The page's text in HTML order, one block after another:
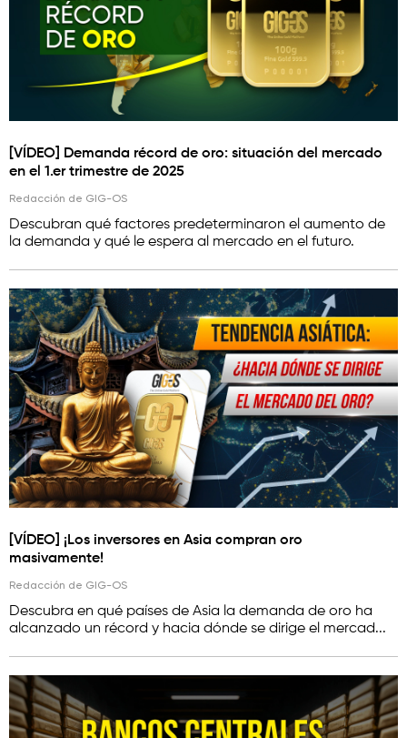
[VÍDEO] Demanda récord de oro: situación del mercado
en el 1.er trimestre de 2025
Redacción de GIG-OS
Descubran qué factores predeterminaron el aumento de
la demanda y qué le espera al mercado en el futuro.
[VÍDEO] ¡Los inversores en Asia compran oro
masivamente!
Redacción de GIG-OS
Descubra en qué países de Asia la demanda de oro ha
alcanzado un récord y hacia dónde se dirige el mercad...